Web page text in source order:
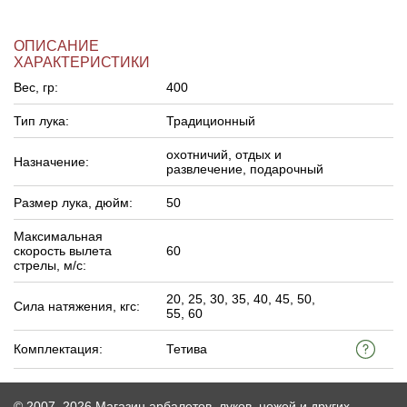
ОПИСАНИЕ
ХАРАКТЕРИСТИКИ
Вес, гр: 400
Тип лука: Традиционный
Назначение:
охотничий, отдых и
развлечение, подарочный
Размер лука, дюйм: 50
Максимальная
скорость вылета
стрелы, м/c:
60
Сила натяжения, кгс:
20, 25, 30, 35, 40, 45, 50,
55, 60
Комплектация: Тетива